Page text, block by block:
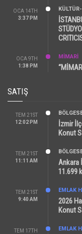
OCA 14TH
3:37 PM
OCA 9TH
1:38 PM
MİMARİ
SATIŞ
TEM 21ST
12:02 PM
İzmir
Konut
TEM 21ST
11:11 AM
Ankara
11.699
TEM 21ST
9:40 AM
EMLAK
2026
Konut
TEM 17TH
EMLAK